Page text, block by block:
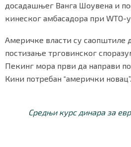
досадашњег Ванга Шоувена и
кинеског амбасадора при WТО-
Америчке власти су саопштиле
постизање трговинског
Пекинг мора први да направи
Кини потребан “амерички новац”.
Средњи курс динара за